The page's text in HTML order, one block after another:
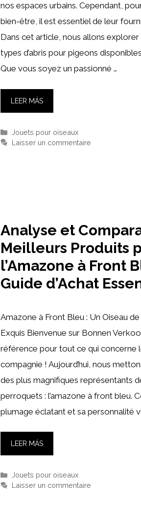
nos espaces urbains. Cependant,
bien-être, il est essentiel de leur
Dans cet article, nous allons
types d’abris pour pigeons
Que vous soyez un passionné …
LEER MÁS
Catégories
Jouets pour oiseaux
Laisser un commentaire
Analyse et
Meilleurs Produits
l’Amazone à Front
Guide d’Achat
Amazone à Front Bleu : Un Oiseau
Exquis Bienvenue sur Bonnen
référence pour tout ce qui concerne
compagnie ! Aujourd’hui, nous
des plus magnifiques représentants
perroquets : l’amazone à front bleu.
plumage éclatant et sa personnalité
LEER MÁS
Catégories
Jouets pour oiseaux
Laisser un commentaire